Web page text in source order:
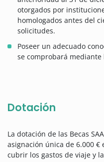
otorgados por
homologados antes del
solicitudes.
Poseer un adecuado
se comprobará
Dotación
La dotación de las Becas
asignación única de 6.000
cubrir los gastos de viaje y